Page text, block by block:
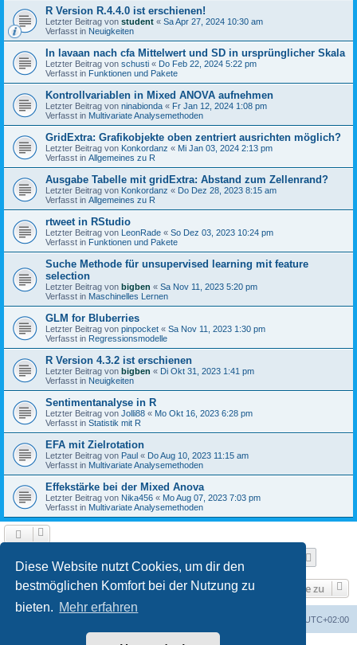
Diese Website nutzt Cookies, um dir den
bestmöglichen Komfort bei der Nutzung zu
bieten. Mehr erfahren
R Version R.4.4.0 ist erschienen!
Letzter Beitrag von student « Sa Apr 27, 2024 10:30 am
Verfasst in Neuigkeiten
In lavaan nach cfa Mittelwert und SD in ursprünglicher Skala
Letzter Beitrag von schusti « Do Feb 22, 2024 5:22 pm
Verfasst in Funktionen und Pakete
Kontrollvariablen in Mixed ANOVA aufnehmen
Letzter Beitrag von ninabionda « Fr Jan 12, 2024 1:08 pm
Verfasst in Multivariate Analysemethoden
GridExtra: Grafikobjekte oben zentriert ausrichten möglich?
Letzter Beitrag von Konkordanz « Mi Jan 03, 2024 2:13 pm
Verfasst in Allgemeines zu R
Ausgabe Tabelle mit gridExtra: Abstand zum Zellenrand?
Letzter Beitrag von Konkordanz « Do Dez 28, 2023 8:15 am
Verfasst in Allgemeines zu R
rtweet in RStudio
Letzter Beitrag von LeonRade « So Dez 03, 2023 10:24 pm
Verfasst in Funktionen und Pakete
Suche Methode für unsupervised learning mit feature
selection
Letzter Beitrag von bigben « Sa Nov 11, 2023 5:20 pm
Verfasst in Maschinelles Lernen
GLM for Bluberries
Letzter Beitrag von pinpocket « Sa Nov 11, 2023 1:30 pm
Verfasst in Regressionsmodelle
R Version 4.3.2 ist erschienen
Letzter Beitrag von bigben « Di Okt 31, 2023 1:41 pm
Verfasst in Neuigkeiten
Sentimentanalyse in R
Letzter Beitrag von Jolli88 « Mo Okt 16, 2023 6:28 pm
Verfasst in Statistik mit R
EFA mit Zielrotation
Letzter Beitrag von Paul « Do Aug 10, 2023 11:15 am
Verfasst in Multivariate Analysemethoden
Effekstärke bei der Mixed Anova
Letzter Beitrag von Nika456 « Mo Aug 07, 2023 7:03 pm
Verfasst in Multivariate Analysemethoden
Gehe zu
UTC+02:00